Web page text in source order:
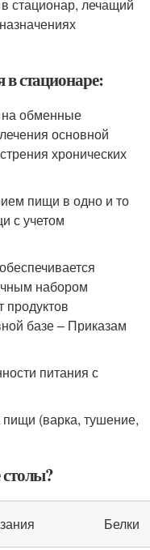
стационар, лечащий
стационаре:
на обменные
основной
хронических
пищи в одно и то
с учетом
набором
продуктов
базе – Приказам
питания с
(варка, тушение,
Белки